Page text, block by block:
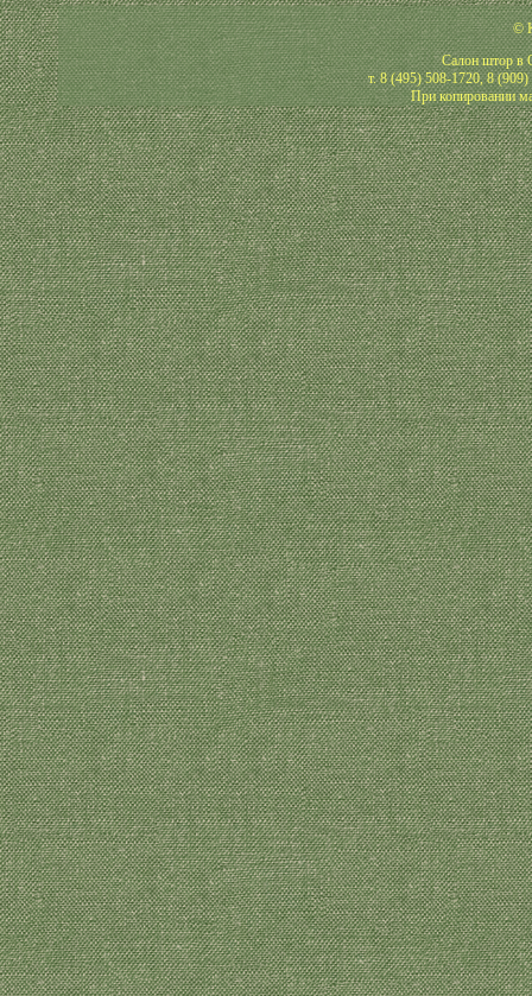
©
Салон штор в
т. 8 (495) 508-1720, 8
При копировании